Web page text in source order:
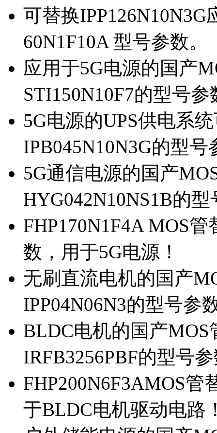
可替换
60N1F10A 型号参数。
应用于5G电源的国产
STI150N10F7的型号参
5G电源的UPS供电系
IPB045N10N3G的型号
5G通信电源的国产
HYG042N10NS1B的
FHP170N1F4A MOS
数，用于5G电源！
无刷直流电机的国产
IPP04N06N3的型号参
BLDC电机的国产MOS
IRFB3256PBF的型号
FHP200N6F3AMOS管
于BLDC电机驱动电路